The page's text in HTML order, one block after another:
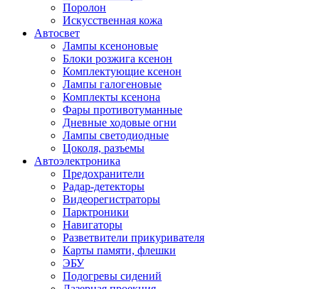
Поролон
Искусственная кожа
Автосвет
Лампы ксеноновые
Блоки розжига ксенон
Комплектующие ксенон
Лампы галогеновые
Комплекты ксенона
Фары противотуманные
Дневные ходовые огни
Лампы светодиодные
Цоколя, разъемы
Автоэлектроника
Предохранители
Радар-детекторы
Видеорегистраторы
Парктроники
Навигаторы
Разветвители прикуривателя
Карты памяти, флешки
ЭБУ
Подогревы сидений